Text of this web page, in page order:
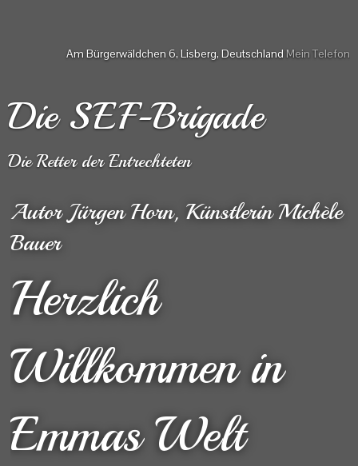
Am Bürgerwäldchen 6, Lisberg, Deutschland Mein Telefon
Die SEF-Brigade
Die Retter der Entrechteten
Autor Jürgen Horn, Künstlerin Michèle
Bauer
Herzlich
Willkommen in
Emmas Welt